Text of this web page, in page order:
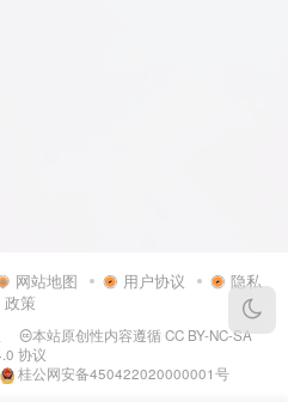
网站地图 用户协议
隐私
政策
本站原创性内容遵循CC BY-NC-SA
协议
桂公网安备450422020000001号